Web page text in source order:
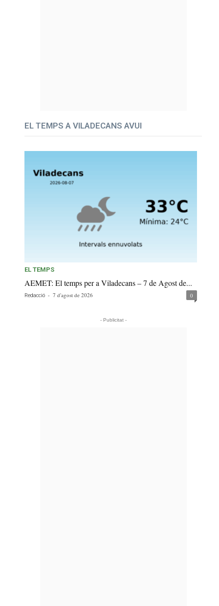
EL TEMPS A VILADECANS AVUI
EL TEMPS
AEMET: El temps per a Viladecans – 7 de Agost de...
Redacció - 7 d'agost de 2026 0
- Publicitat -